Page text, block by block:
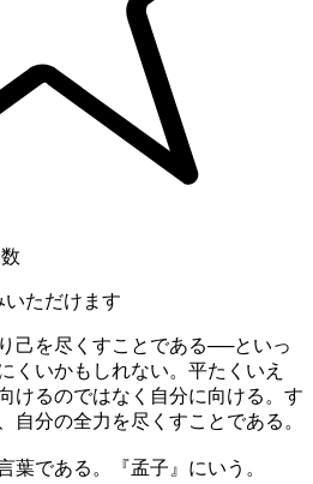
いただけます
己を尽くすことである──といっ
くいかもしれない。平たくいえ
けるのではなく自分に向ける。す
自分の全力を尽くすことである。
葉である。『孟子』にいう。